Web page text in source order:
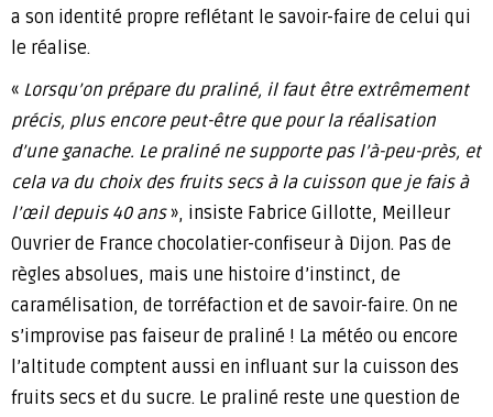
a son identité propre reflétant le savoir-faire de celui qui
le réalise.
« Lorsqu’on prépare du praliné, il faut être extrêmement
précis, plus encore peut-être que pour la réalisation
d’une ganache. Le praliné ne supporte pas l’à-peu-près, et
cela va du choix des fruits secs à la cuisson que je fais à
l’œil depuis 40 ans», insiste Fabrice Gillotte, Meilleur
Ouvrier de France chocolatier-confiseur à Dijon. Pas de
règles absolues, mais une histoire d’instinct, de
caramélisation, de torréfaction et de savoir-faire. On ne
s’improvise pas faiseur de praliné ! La météo ou encore
l’altitude comptent aussi en influant sur la cuisson des
fruits secs et du sucre. Le praliné reste une question de